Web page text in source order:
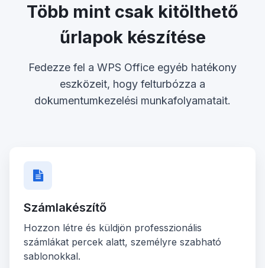
Több mint csak kitölthető
űrlapok készítése
Fedezze fel a WPS Office egyéb hatékony
eszközeit, hogy felturbózza a
dokumentumkezelési munkafolyamatait.
Számlakészítő
Hozzon létre és küldjön professzionális
számlákat percek alatt, személyre szabható
sablonokkal.